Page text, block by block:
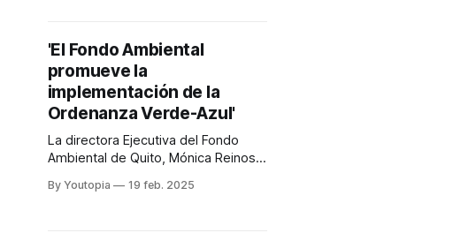
'El Fondo Ambiental
promueve la
implementación de la
Ordenanza Verde-Azul'
La directora Ejecutiva del Fondo
Ambiental de Quito, Mónica Reinoso,
fondos concursables para impulsar
By Youtopia 19 feb. 2025